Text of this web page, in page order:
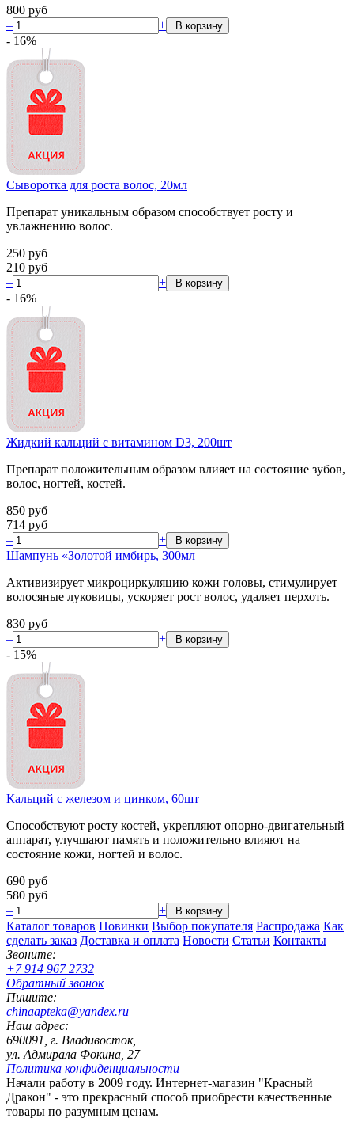
800 руб
–
+
- 16%
Сыворотка для роста волос, 20мл
Препарат уникальным образом способствует росту и
увлажнению волос.
250 руб
210 руб
–
+
- 16%
Жидкий кальций с витамином D3, 200шт
Препарат положительным образом влияет на состояние зубов,
волос, ногтей, костей.
850 руб
714 руб
–
+
Шампунь «Золотой имбирь, 300мл
Активизирует микроциркуляцию кожи головы, стимулирует
волосяные луковицы, ускоряет рост волос, удаляет перхоть.
830 руб
–
+
- 15%
Кальций с железом и цинком, 60шт
Способствуют росту костей, укрепляют опорно-двигательный
аппарат, улучшают память и положительно влияют на
состояние кожи, ногтей и волос.
690 руб
580 руб
–
+
Каталог товаров Новинки Выбор покупателя Распродажа Как
сделать заказ Доставка и оплата Новости Статьи Контакты
Звоните:
+7 914 967 2732
Обратный звонок
Пишите:
chinaapteka@yandex.ru
Наш адрес:
690091, г. Владивосток,
ул. Адмирала Фокина, 27
Политика конфиденциальности
Начали работу в 2009 году. Интернет-магазин "Красный
Дракон" - это прекрасный способ приобрести качественные
товары по разумным ценам.